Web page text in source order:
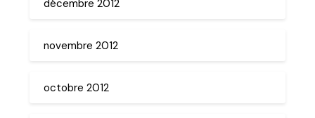
décembre 2012
novembre 2012
octobre 2012